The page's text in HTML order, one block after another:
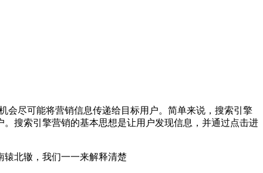
会尽可能将营销信息传递给目标用户。简单来说，搜索引擎
搜索引擎营销的基本思想是让用户发现信息，并通过点击进
辕北辙，我们一一来解释清楚